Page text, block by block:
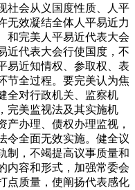
社会从义国度性质、人平
无效凝结全体人平易近力
和完美人平易近代表大会
近代表大会行使国度，不
易近知情权、参取权、表
节全过程。要完美认为焦
全对行政机关、监察机
完美监视法及其实施机
产办理、债权办理监视，
令全面无效实施。健全议
制，不竭提高议事质量和
内容和形式，加强常委会
点质量，使阐扬代表感化